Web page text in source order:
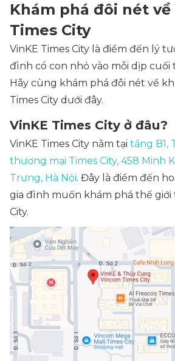
Khám phá đôi nét về
Times City
VinKE Times City là điểm đến lý
đình có con nhỏ vào mỗi dịp cuối
Hãy cùng khám phá đôi nét về
Times City dưới đây.
VinKE Times City ở đâu?
VinKE Times City nằm tại tầng B1,
thương mại Times City, 458 Minh
Trưng, Hà Nội. Đây là điểm đến
gia đình muốn khám phá thế giới
City.